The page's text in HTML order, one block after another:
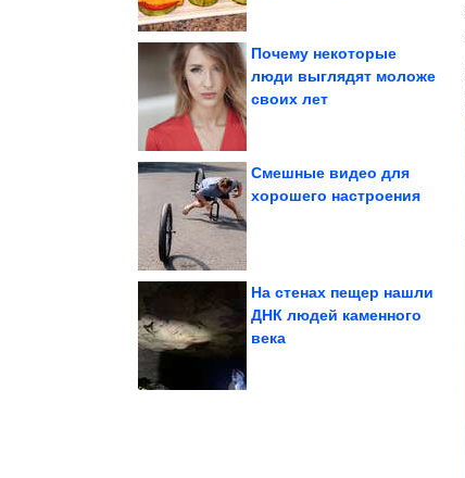
Почему некоторые
люди выглядят моложе
своих лет
Смешные видео для
хорошего настроения
возможности, и не
На стенах пещер нашли
ДНК людей каменного
века